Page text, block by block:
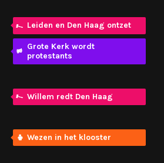
Leiden en Den Haag ontzet
Grote Kerk wordt
protestants
Willem redt Den Haag
Wezen in het klooster